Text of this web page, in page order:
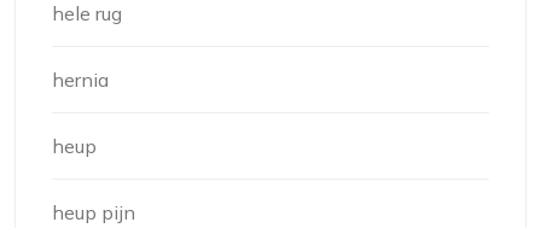
hele rug
hernia
heup
heup pijn